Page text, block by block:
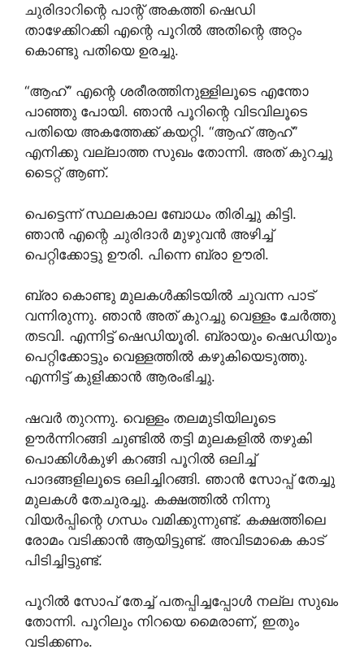
ചുരിദാറിന്റെ പാന്റ് അകത്തി ഷെഡി
താഴേക്കിറക്കി എന്റെ പൂറിൽ അതിന്റെ അറ്റം
കൊണ്ടു പതിയെ ഉരച്ചു.
“ആഹ്” എന്റെ ശരീരത്തിനുള്ളിലൂടെ എന്തോ
പാഞ്ഞു പോയി. ഞാൻ പൂറിന്റെ വിടവിലൂടെ
പതിയെ അകത്തേക്ക് കയറ്റി. “ആഹ് ആഹ്”
എനിക്കു വല്ലാത്ത സുഖം തോന്നി. അത് കുറച്ചു
ടൈറ്റ് ആണ്.
പെട്ടെന്ന് സ്ഥലകാല ബോധം തിരിച്ചു കിട്ടി.
ഞാൻ എന്റെ ചുരിദാർ മുഴുവൻ അഴിച്ച്
പെറ്റിക്കോട്ടു ഊരി. പിന്നെ ബ്രാ ഊരി.
ബ്രാ കൊണ്ടു മുലകൾക്കിടയിൽ ചുവന്ന പാട്
വന്നിരുന്നു. ഞാൻ അത് കുറച്ചു വെള്ളം ചേർത്തു
തടവി. എന്നിട്ട് ഷെഡിയൂരി. ബ്രായും ഷെഡിയും
പെറ്റിക്കോട്ടും വെള്ളത്തിൽ കഴുകിയെടുത്തു.
എന്നിട്ട് കുളിക്കാൻ ആരംഭിച്ചു.
ഷവർ തുറന്നു. വെള്ളം തലമുടിയിലൂടെ
ഊർന്നിറങ്ങി ചുണ്ടിൽ തട്ടി മുലകളിൽ തഴുകി
പൊക്കിൾകുഴി കറങ്ങി പൂറിൽ ഒലിച്ച്
പാദങ്ങളിലൂടെ ഒലിച്ചിറങ്ങി. ഞാൻ സോപ്പ് തേച്ചു
മുലകൾ തേചുരച്ചു. കക്ഷത്തിൽ നിന്നു
വിയർപ്പിന്റെ ഗന്ധം വമിക്കുന്നുണ്ട്. കക്ഷത്തിലെ
രോമം വടിക്കാൻ ആയിട്ടുണ്ട്. അവിടമാകെ കാട്
പിടിച്ചിട്ടുണ്ട്.
പൂറിൽ സോപ് തേച്ച് പതപ്പിച്ചപ്പോൾ നല്ല സുഖം
തോന്നി. പൂറിലും നിറയെ മൈരാണ്, ഇതും
വടിക്കണം.